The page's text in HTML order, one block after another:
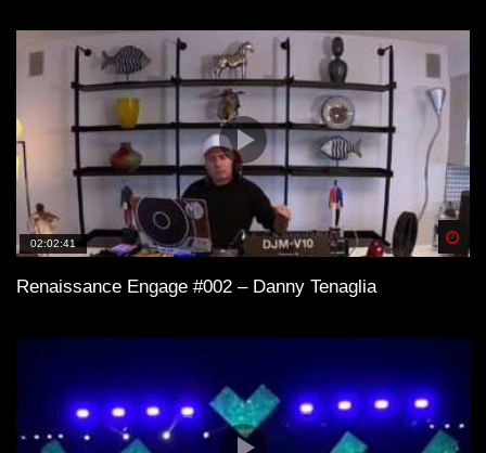
02:02:41
Renaissance Engage #002 – Danny Tenaglia